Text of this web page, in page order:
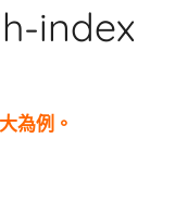
index
為例。